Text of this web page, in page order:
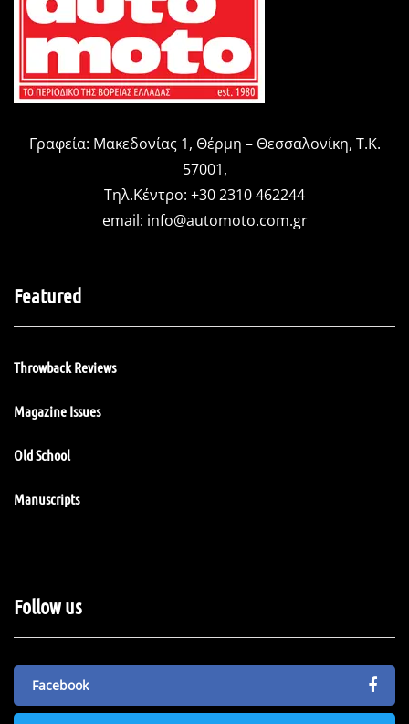
Γραφεία: Μακεδονίας 1, Θέρμη – Θεσσαλονίκη, Τ.Κ.
57001,
Τηλ.Κέντρο: +30 2310 462244
email: info@automoto.com.gr
Featured
Throwback Reviews
Magazine Issues
Old School
Manuscripts
Follow us
Facebook